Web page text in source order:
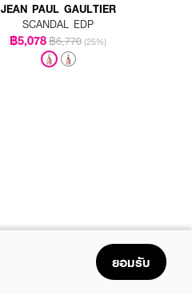
JEAN PAUL GAULTIER
SCANDAL EDP
฿5,078฿6,770 (25%)
ยอมรับ